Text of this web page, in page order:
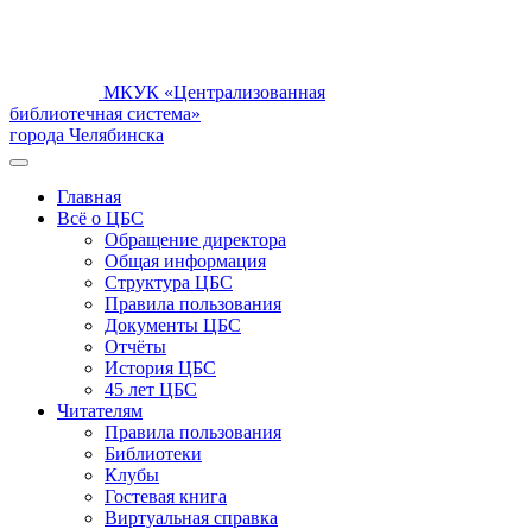
МКУК «Централизованная
библиотечная система»
города Челябинска
Главная
Всё о ЦБС
Обращение директора
Общая информация
Структура ЦБС
Правила пользования
Документы ЦБС
Отчёты
История ЦБС
45 лет ЦБС
Читателям
Правила пользования
Библиотеки
Клубы
Гостевая книга
Виртуальная справка